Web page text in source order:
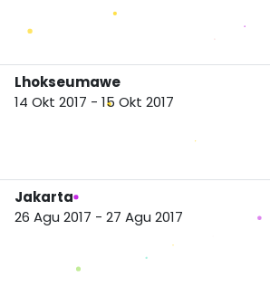
Lhokseumawe
14 Okt 2017 - 15 Okt 2017
Jakarta
26 Agu 2017 - 27 Agu 2017